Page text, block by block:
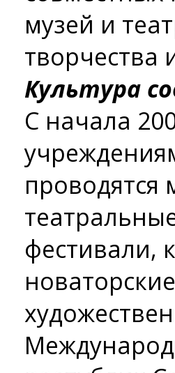
музей и
творчества
Культура
С начала
фестивали,